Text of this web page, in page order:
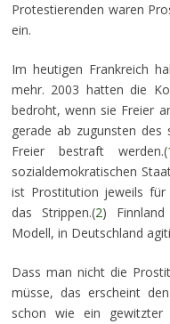
Protestierenden waren
ein.
Im heutigen Frankreich
mehr. 2003 hatten die
bedroht, wenn sie Freier
gerade ab zugunsten des
Freier bestraft werden.(
sozialdemokratischen
ist Prostitution jeweils für
das Strippen.(2)
Modell, in Deutschland
Dass man nicht die
müsse, das erscheint
schon wie ein